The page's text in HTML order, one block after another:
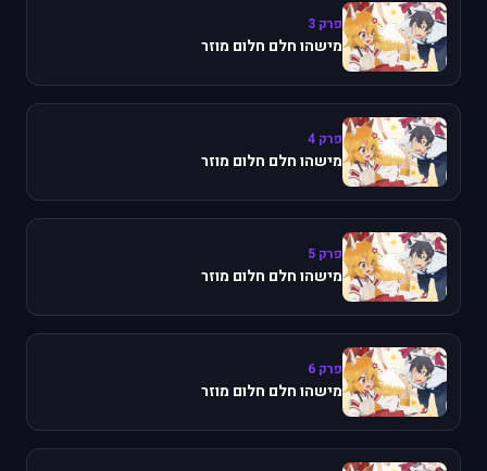
פרק 3
מישהו חלם חלום מוזר
פרק 4
מישהו חלם חלום מוזר
פרק 5
מישהו חלם חלום מוזר
פרק 6
מישהו חלם חלום מוזר